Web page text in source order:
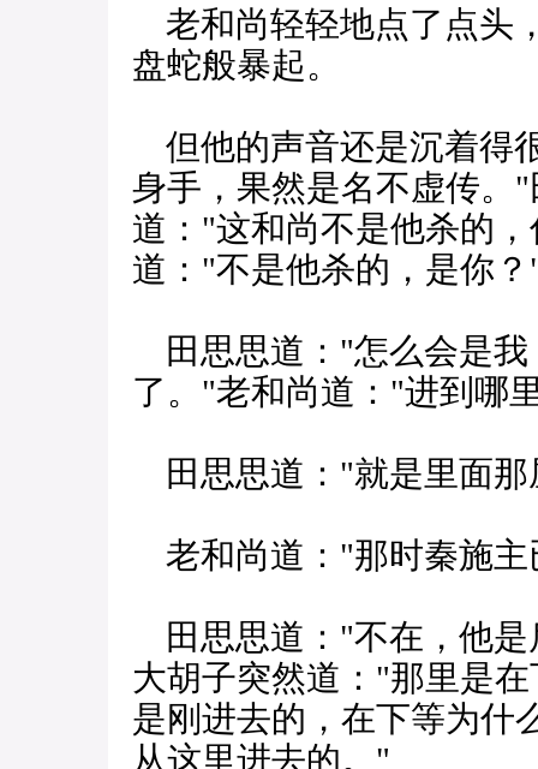
老和尚轻轻地点了点头
盘蛇般暴起。
但他的声音还是沉着得
身手，果然是名不虚传。
道："这和尚不是他杀的
道："不是他杀的，是你
田思思道："怎么会是我
了。"老和尚道："进到哪
田思思道："就是里面那
老和尚道："那时秦施主
田思思道："不在，他是
大胡子突然道："那里是
是刚进去的，在下等为什
从这里进去的。"